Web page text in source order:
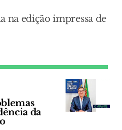
na edição impressa de
da